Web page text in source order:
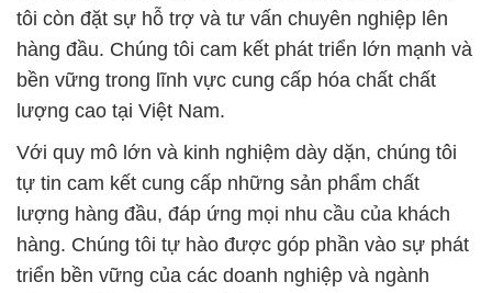
tôi còn đặt sự hỗ trợ và tư vấn chuyên nghiệp lên
hàng đầu. Chúng tôi cam kết phát triển lớn mạnh và
bền vững trong lĩnh vực cung cấp hóa chất chất
lượng cao tại Việt Nam.
Với quy mô lớn và kinh nghiệm dày dặn, chúng tôi
tự tin cam kết cung cấp những sản phẩm chất
lượng hàng đầu, đáp ứng mọi nhu cầu của khách
hàng. Chúng tôi tự hào được góp phần vào sự phát
triển bền vững của các doanh nghiệp và ngành